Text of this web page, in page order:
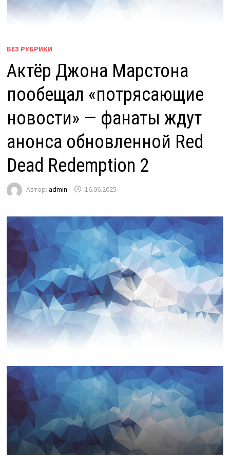
БЕЗ РУБРИКИ
Актёр Джона Марстона
пообещал «потрясающие
новости» — фанаты ждут
анонса обновленной Red
Dead Redemption 2
Автор: admin 16.06.2025